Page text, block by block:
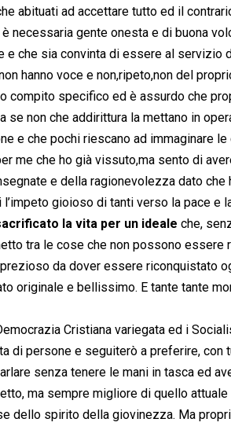
abituati ad accettare tutto ed il
necessaria gente onesta e di buona
e che sia convinta di essere al
hanno voce e non,ripeto,non del
compito specifico ed è assurdo che
non che addirittura la mettano in
e che pochi riescano ad immaginare
me che ho già vissuto,ma sento di
e della ragionevolezza dato che
gioioso di tanti verso la pace e
la vita per un ideale che,
tra le cose che non possono essere
da dover essere riconquistato
originale e bellissimo. E tante tante
Cristiana variegata ed i
di persone e seguiterò a preferire, con
senza tenere le mani in tasca ed
ma sempre migliore di quello
dello spirito della giovinezza. Ma